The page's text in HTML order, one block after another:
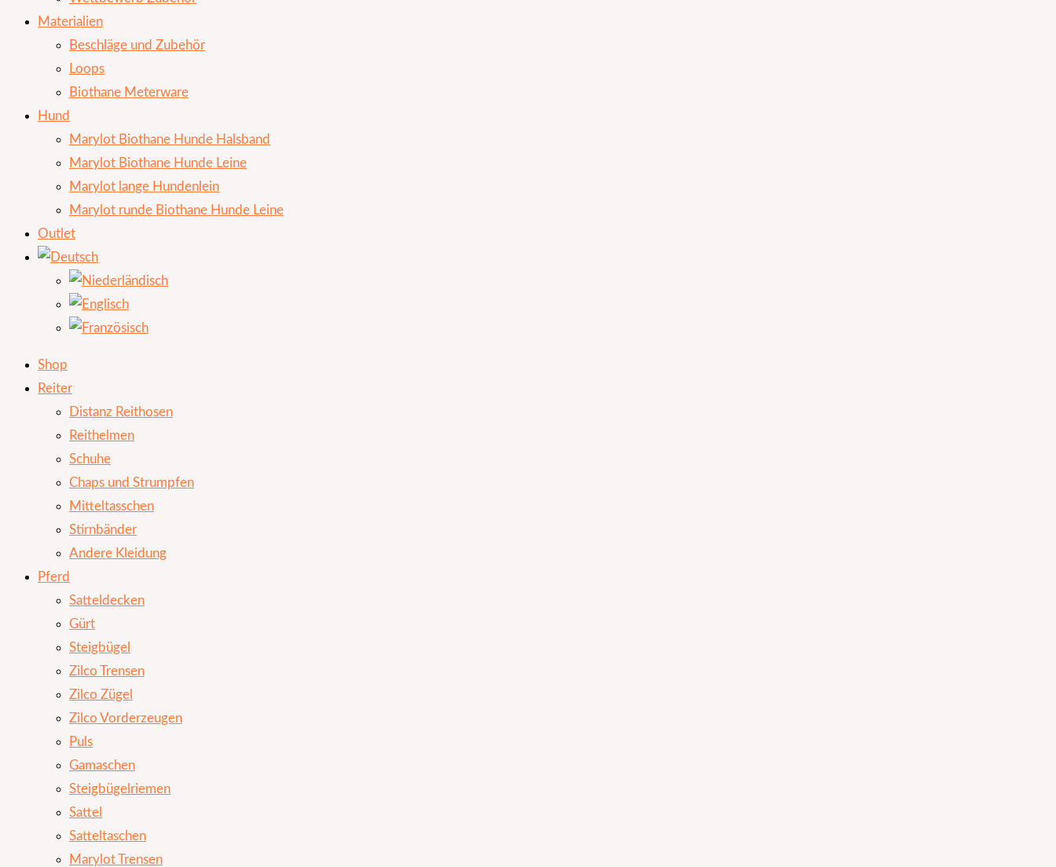
Materialien
Beschläge und Zubehör
Loops
Biothane Meterware
Hund
Marylot Biothane Hunde Halsband
Marylot Biothane Hunde Leine
Marylot lange Hundenlein
Marylot runde Biothane Hunde Leine
Outlet
Shop
Reiter
Distanz Reithosen
Reithelmen
Schuhe
Chaps und Strumpfen
Mitteltasschen
Stirnbänder
Andere Kleidung
Pferd
Satteldecken
Gürt
Steigbügel
Zilco Trensen
Zilco Zügel
Zilco Vorderzeugen
Puls
Gamaschen
Steigbügelriemen
Sattel
Satteltaschen
Marylot Trensen